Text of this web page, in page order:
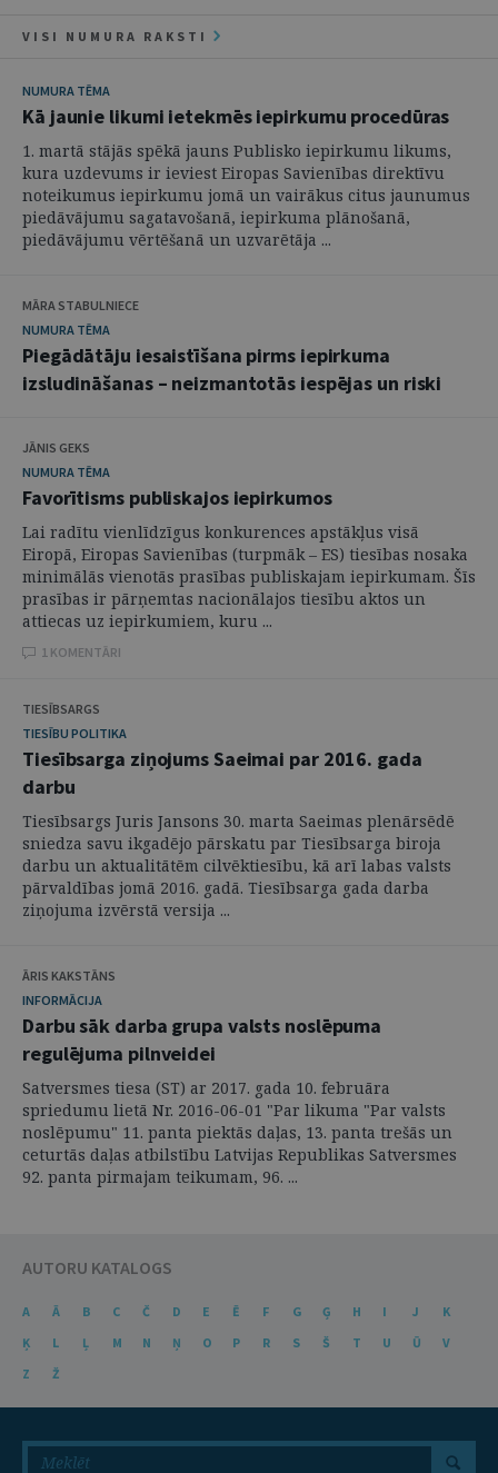
VISI NUMURA RAKSTI
NUMURA TĒMA
Kā jaunie likumi ietekmēs iepirkumu procedūras
1. martā stājās spēkā jauns Publisko iepirkumu likums,
kura uzdevums ir ieviest Eiropas Savienības direktīvu
noteikumus iepirkumu jomā un vairākus citus jaunumus
piedāvājumu sagatavošanā, iepirkuma plānošanā,
piedāvājumu vērtēšanā un uzvarētāja ...
MĀRA STABULNIECE
NUMURA TĒMA
Piegādātāju iesaistīšana pirms iepirkuma
izsludināšanas – neizmantotās iespējas un riski
JĀNIS GEKS
NUMURA TĒMA
Favorītisms publiskajos iepirkumos
Lai radītu vienlīdzīgus konkurences apstākļus visā
Eiropā, Eiropas Savienības (turpmāk – ES) tiesības nosaka
minimālās vienotās prasības publiskajam iepirkumam. Šīs
prasības ir pārņemtas nacionālajos tiesību aktos un
attiecas uz iepirkumiem, kuru ...
1 KOMENTĀRI
TIESĪBSARGS
TIESĪBU POLITIKA
Tiesībsarga ziņojums Saeimai par 2016. gada
darbu
Tiesībsargs Juris Jansons 30. marta Saeimas plenārsēdē
sniedza savu ikgadējo pārskatu par Tiesībsarga biroja
darbu un aktualitātēm cilvēktiesību, kā arī labas valsts
pārvaldības jomā 2016. gadā. Tiesībsarga gada darba
ziņojuma izvērstā versija ...
ĀRIS KAKSTĀNS
INFORMĀCIJA
Darbu sāk darba grupa valsts noslēpuma
regulējuma pilnveidei
Satversmes tiesa (ST) ar 2017. gada 10. februāra
spriedumu lietā Nr. 2016-06-01 "Par likuma "Par valsts
noslēpumu" 11. panta piektās daļas, 13. panta trešās un
ceturtās daļas atbilstību Latvijas Republikas Satversmes
92. panta pirmajam teikumam, 96. ...
AUTORU KATALOGS
A Ā B C Č D E Ē F G Ģ H I J
K
Ķ
L Ļ M N Ņ O P R S Š T U Ū
V
Z
Ž